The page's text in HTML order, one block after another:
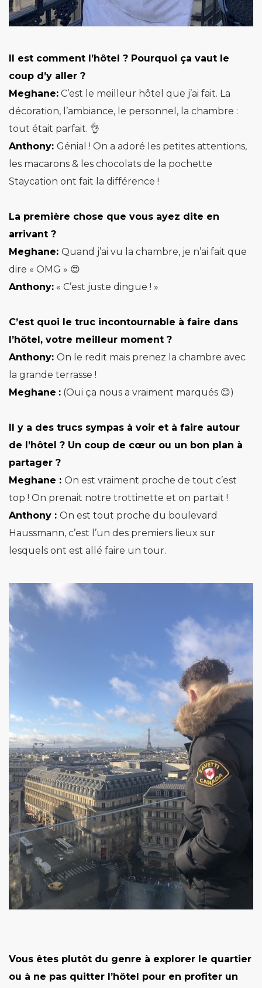
Il est comment l’hôtel ? Pourquoi ça vaut le
coup d’y aller ?
Meghane: C’est le meilleur hôtel que j’ai fait. La
décoration, l’ambiance, le personnel, la chambre :
tout était parfait. 👌
Anthony: Génial ! On a adoré les petites attentions,
les macarons & les chocolats de la pochette
Staycation ont fait la différence !
La première chose que vous ayez dite en
arrivant ?
Meghane: Quand j’ai vu la chambre, je n’ai fait que
dire « OMG » 😍
Anthony: « C’est juste dingue ! »
C’est quoi le truc incontournable à faire dans
l’hôtel, votre meilleur moment ?
Anthony: On le redit mais prenez la chambre avec
la grande terrasse !
Meghane : (Oui ça nous a vraiment marqués 😊)
Il y a des trucs sympas à voir et à faire autour
de l’hôtel ? Un coup de cœur ou un bon plan à
partager ?
Meghane : On est vraiment proche de tout c’est
top ! On prenait notre trottinette et on partait !
Anthony : On est tout proche du boulevard
Haussmann, c’est l’un des premiers lieux sur
lesquels ont est allé faire un tour.
Vous êtes plutôt du genre à explorer le quartier
ou à ne pas quitter l’hôtel pour en profiter un